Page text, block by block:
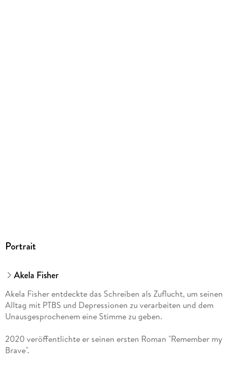
Portrait
Akela Fisher
Akela Fisher entdeckte das Schreiben als Zuflucht, um seinen
Alltag mit PTBS und Depressionen zu verarbeiten und dem
Unausgesprochenem eine Stimme zu geben.
2020 veröffentlichte er seinen ersten Roman "Remember my
Brave".